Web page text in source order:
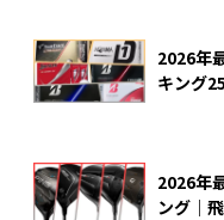
2026年
キング
2026年
ング｜